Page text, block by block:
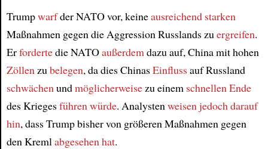
Trumpwarfder NATO vor, keineausreichend starken
Maßnahmen gegen die Aggression Russlands zu ergreifen.
Erfordertedie NATOaußerdem dazu auf, China mit hohen
Zöllen zu belegen, da dies ChinasEinflussauf Russland
schwächen undmöglicherweisezu einem schnellen Ende
des Kriegesführen würde. Analysten weisen jedoch darauf
hin, dass Trump bisher von größeren Maßnahmen gegen
den Kreml abgesehen hat.